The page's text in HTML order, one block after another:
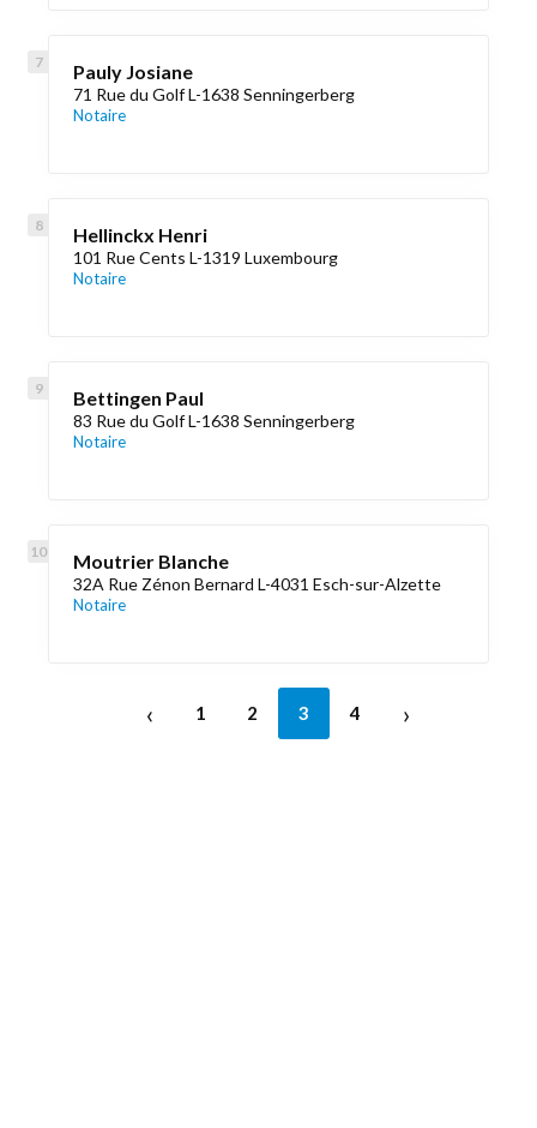
Pauly Josiane
71 Rue du Golf L-1638 Senningerberg
Notaire
Hellinckx Henri
101 Rue Cents L-1319 Luxembourg
Notaire
Bettingen Paul
83 Rue du Golf L-1638 Senningerberg
Notaire
Moutrier Blanche
32A Rue Zénon Bernard L-4031 Esch-sur-Alzette
Notaire
‹ 1 2 3 4 ›